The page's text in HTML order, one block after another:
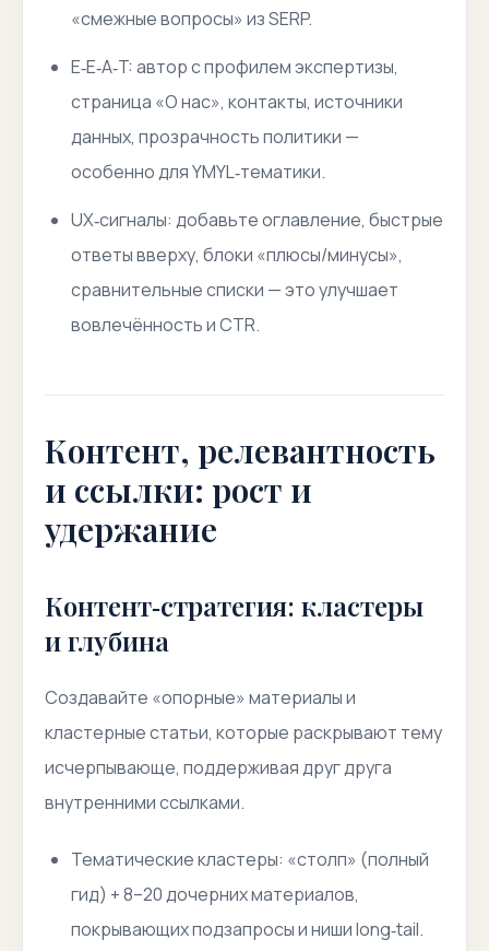
«смежные вопросы» из SERP.
E‑E‑A‑T: автор с профилем экспертизы,
страница «О нас», контакты, источники
данных, прозрачность политики —
особенно для YMYL‑тематики.
UX‑сигналы: добавьте оглавление, быстрые
ответы вверху, блоки «плюсы/минусы»,
сравнительные списки — это улучшает
вовлечённость и CTR.
Контент, релевантность
и ссылки: рост и
удержание
Контент‑стратегия: кластеры
и глубина
Создавайте «опорные» материалы и
кластерные статьи, которые раскрывают тему
исчерпывающе, поддерживая друг друга
внутренними ссылками.
Тематические кластеры: «столп» (полный
гид) + 8–20 дочерних материалов,
покрывающих подзапросы и ниши long‑tail.